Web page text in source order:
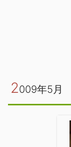
2009年5月